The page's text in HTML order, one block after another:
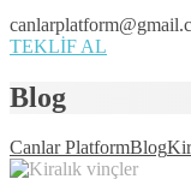
TEKLİF AL
Blog
Canlar PlatformBlog